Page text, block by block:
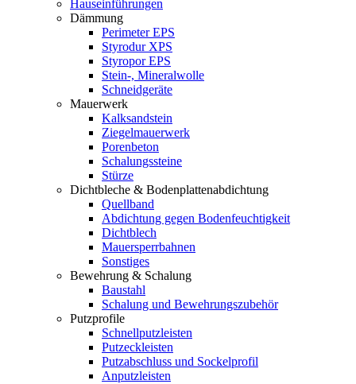
Hauseinführungen
Dämmung
Perimeter EPS
Styrodur XPS
Styropor EPS
Stein-, Mineralwolle
Schneidgeräte
Mauerwerk
Kalksandstein
Ziegelmauerwerk
Porenbeton
Schalungssteine
Stürze
Dichtbleche & Bodenplattenabdichtung
Quellband
Abdichtung gegen Bodenfeuchtigkeit
Dichtblech
Mauersperrbahnen
Sonstiges
Bewehrung & Schalung
Baustahl
Schalung und Bewehrungszubehör
Putzprofile
Schnellputzleisten
Putzeckleisten
Putzabschluss und Sockelprofil
Anputzleisten